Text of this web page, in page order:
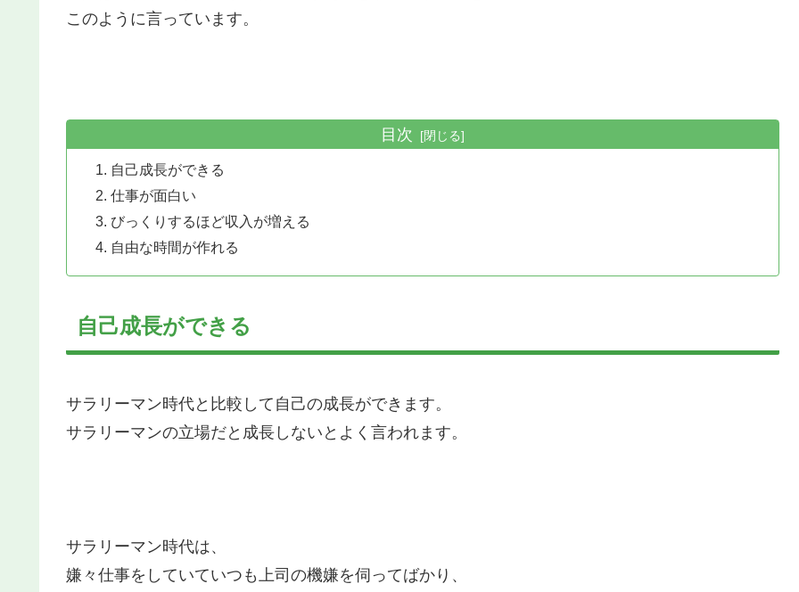
このように言っています。
目次
自己成長ができる
仕事が面白い
びっくりするほど収入が増える
自由な時間が作れる
自己成長ができる
サラリーマン時代と比較して自己の成長ができます。
サラリーマンの立場だと成長しないとよく言われます。
サラリーマン時代は、
嫌々仕事をしていていつも上司の機嫌を伺ってばかり、